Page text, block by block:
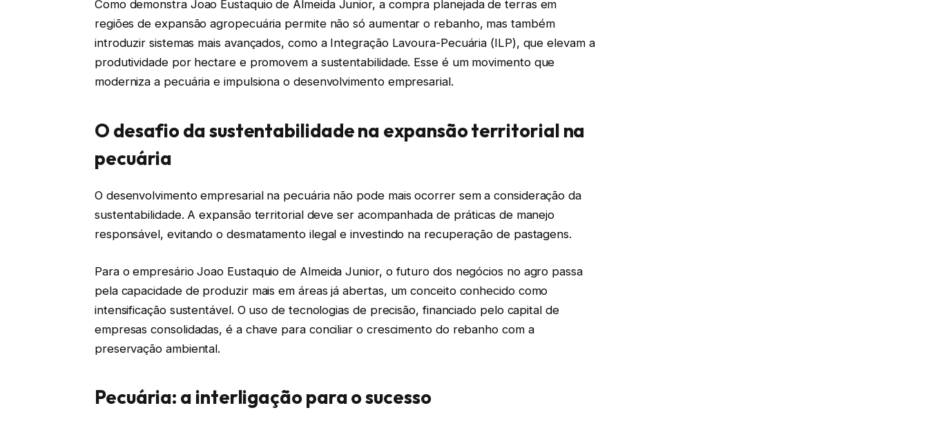
Como demonstra Joao Eustaquio de Almeida Junior, a compra planejada de terras em
regiões de expansão agropecuária permite não só aumentar o rebanho, mas também
introduzir sistemas mais avançados, como a Integração Lavoura-Pecuária (ILP), que elevam a
produtividade por hectare e promovem a sustentabilidade. Esse é um movimento que
moderniza a pecuária e impulsiona o desenvolvimento empresarial.
O desafio da sustentabilidade na expansão territorial na
pecuária
O desenvolvimento empresarial na pecuária não pode mais ocorrer sem a consideração da
sustentabilidade. A expansão territorial deve ser acompanhada de práticas de manejo
responsável, evitando o desmatamento ilegal e investindo na recuperação de pastagens.
Para o empresário Joao Eustaquio de Almeida Junior, o futuro dos negócios no agro passa
pela capacidade de produzir mais em áreas já abertas, um conceito conhecido como
intensificação sustentável. O uso de tecnologias de precisão, financiado pelo capital de
empresas consolidadas, é a chave para conciliar o crescimento do rebanho com a
preservação ambiental.
Pecuária: a interligação para o sucesso